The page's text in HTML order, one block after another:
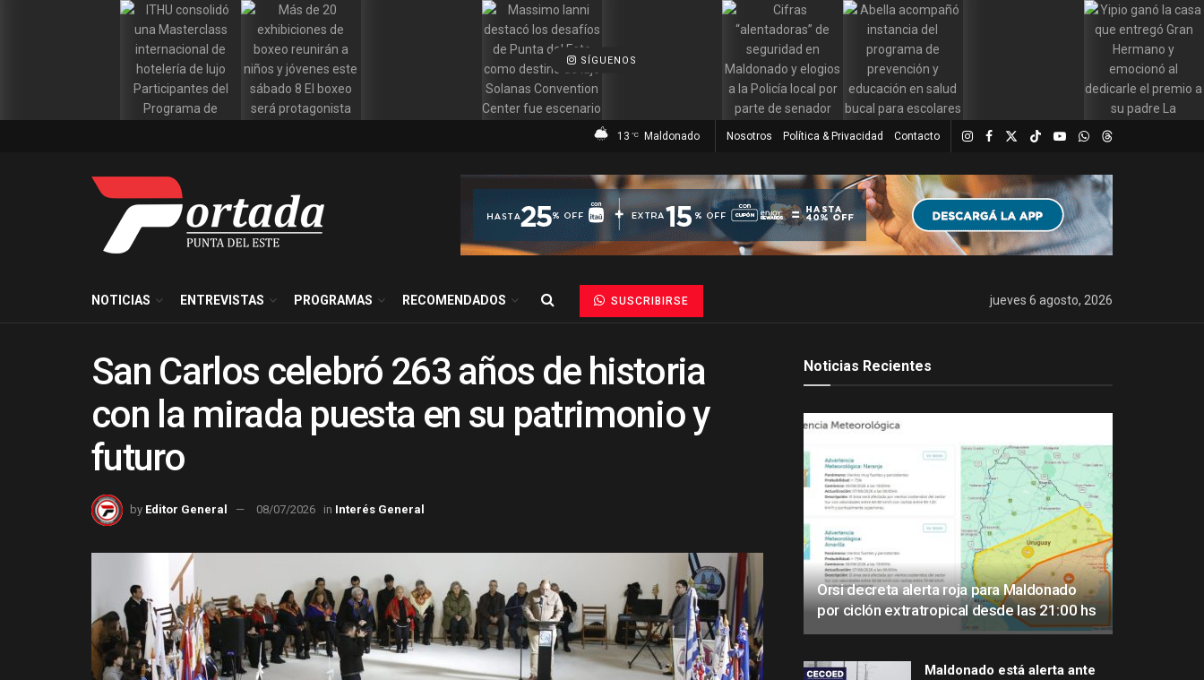
SÍGUENOS
13 °C Maldonado Nosotros Política & Privacidad Contacto
NOTICIAS ENTREVISTAS PROGRAMAS RECOMENDADOS SUSCRIBIRSE jueves 6 agosto, 2026
San Carlos celebró 263 años de historia
con la mirada puesta en su patrimonio y
futuro
by Editor General 08/07/2026 in Interés General
Noticias Recientes
Orsi decreta alerta roja para Maldonado
por ciclón extratropical desde las 21:00 hs
Maldonado está alerta ante